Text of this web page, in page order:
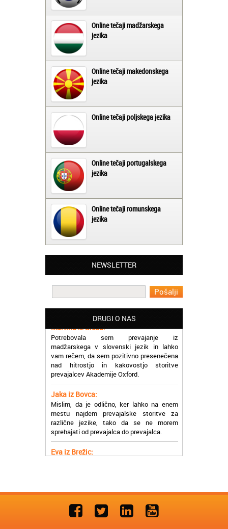
Online tečaji madžarskega
jezika
Online tečaji makedonskega
jezika
Online tečaji poljskega jezika
Online tečaji portugalskega
jezika
Online tečaji romunskega
jezika
NEWSLETTER
DRUGI O NAS
Matjaž iz Ajdovščine:
Lahko pohvalim vse zaposlene v Akademiji
Oxford, ker so resnično profesionalni in
prevajalske storitve opravljajo hitro in
Martina iz Bleda:
Potrebovala sem prevajanje iz
madžarskega v slovenski jezik in lahko
vam rečem, da sem pozitivno presenečena
nad hitrostjo in kakovostjo storitve
prevajalcev Akademije Oxford.
Jaka iz Bovca:
Mislim, da je odlično, ker lahko na enem
mestu najdem prevajalske storitve za
različne jezike, tako da se ne morem
sprehajati od prevajalca do prevajalca.
Nujno sem potrebovala prevod v francoski
so izjemni!
Zoran iz Velenja: